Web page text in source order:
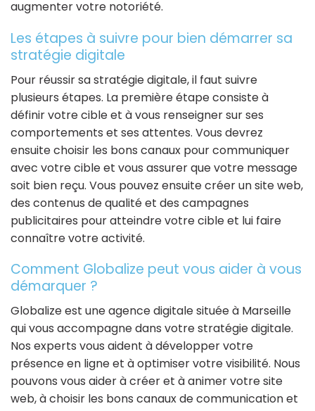
augmenter votre notoriété.
Les étapes à suivre pour bien démarrer sa
stratégie digitale
Pour réussir sa stratégie digitale, il faut suivre
plusieurs étapes. La première étape consiste à
définir votre cible et à vous renseigner sur ses
comportements et ses attentes. Vous devrez
ensuite choisir les bons canaux pour communiquer
avec votre cible et vous assurer que votre message
soit bien reçu. Vous pouvez ensuite créer un site web,
des contenus de qualité et des campagnes
publicitaires pour atteindre votre cible et lui faire
connaître votre activité.
Comment Globalize peut vous aider à vous
démarquer ?
Globalize est une agence digitale située à Marseille
qui vous accompagne dans votre stratégie digitale.
Nos experts vous aident à développer votre
présence en ligne et à optimiser votre visibilité. Nous
pouvons vous aider à créer et à animer votre site
web, à choisir les bons canaux de communication et